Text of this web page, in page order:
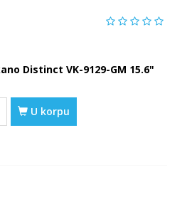
Distinct VK-9129-GM 15.6"
U korpu